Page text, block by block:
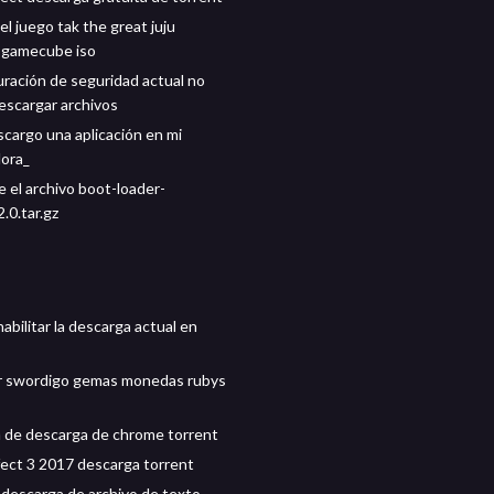
juego tak the great juju
iso
de seguridad actual no
archivos
una aplicación en mi
el archivo boot-loader-
la descarga actual en
swordigo gemas monedas rubys
descarga de chrome torrent
3 2017 descarga torrent